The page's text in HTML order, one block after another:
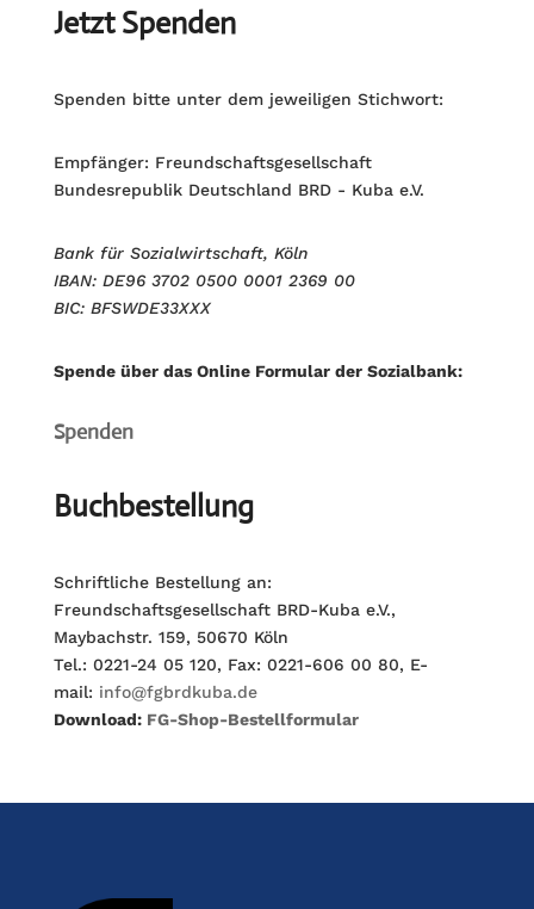
Jetzt Spenden
Spenden bitte unter dem jeweiligen Stichwort:
Empfänger: Freundschaftsgesellschaft
Bundesrepublik Deutschland BRD - Kuba e.V.
Bank für Sozialwirtschaft, Köln
IBAN: DE96 3702 0500 0001 2369 00
BIC: BFSWDE33XXX
Spende über das Online Formular der Sozialbank:
Spenden
Buchbestellung
Schriftliche Bestellung an:
Freundschaftsgesellschaft BRD-Kuba e.V.,
Maybachstr. 159, 50670 Köln
Tel.: 0221-24 05 120, Fax: 0221-606 00 80, E-
mail: info@fgbrdkuba.de
Download: FG-Shop-Bestellformular